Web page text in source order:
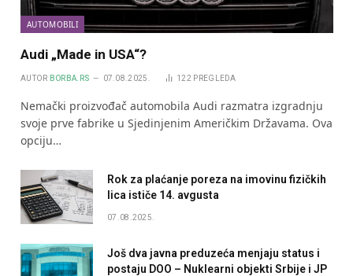
AUTOMOBILI
Audi „Made in USA“?
AUTOR BORBA.RS 07.08.2025. 122 PREGLEDA
Nemački proizvođač automobila Audi razmatra izgradnju
svoje prve fabrike u Sjedinjenim Američkim Državama. Ova
opciju…
Rok za plaćanje poreza na imovinu fizičkih
lica ističe 14. avgusta
07.08.2025.
Još dva javna preduzeća menjaju status i
postaju DOO – Nuklearni objekti Srbije i JP